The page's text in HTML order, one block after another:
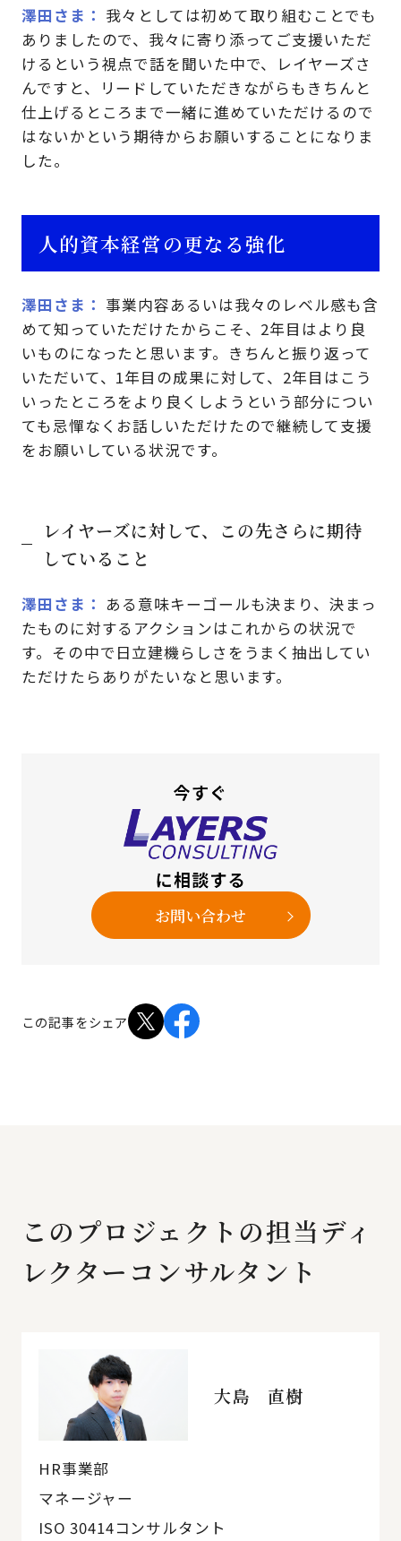
澤田さま
我々としては初めて取り組むことでも
ありましたので、我々に寄り添ってご支援いただ
けるという視点で話を聞いた中で、レイヤーズさ
んですと、リードしていただきながらもきちんと
仕上げるところまで一緒に進めていただけるので
はないかという期待からお願いすることになりま
した。
人的資本経営の更なる強化
澤田さま
事業内容あるいは我々のレベル感も含
めて知っていただけたからこそ、2年目はより良
いものになったと思います。きちんと振り返って
いただいて、1年目の成果に対して、2年目はこう
いったところをより良くしようという部分につい
ても忌憚なくお話しいただけたので継続して支援
をお願いしている状況です。
レイヤーズに対して、この先さらに期待
していること
澤田さま
ある意味キーゴールも決まり、決まっ
たものに対するアクションはこれからの状況で
す。その中で日立建機らしさをうまく抽出してい
ただけたらありがたいなと思います。
お問い合わせ
この記事をシェア
このプロジェクトの担当ディ
レクターコンサルタント
大島 直樹
HR事業部
マネージャー
ISO 30414コンサルタント